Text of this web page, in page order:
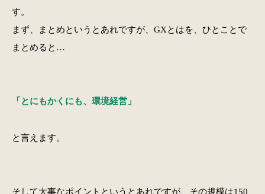
す。
まず、まとめというとあれですが、GXとはを、ひとことで
まとめると…
「とにもかくにも、環境経営」
と言えます。
そして大事なポイントというとあれですが、その規模は150